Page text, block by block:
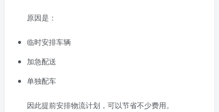
原因是：
临时安排车辆
加急配送
单独配车
因此提前安排物流计划，可以节省不少费用。